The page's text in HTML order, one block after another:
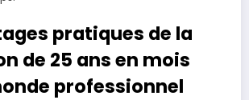
pratiques de la
de 25 ans en mois
professionnel